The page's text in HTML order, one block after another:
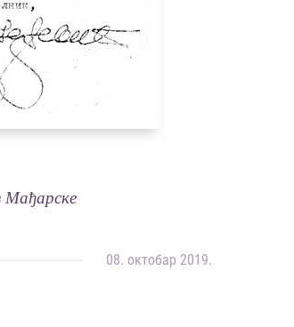
Мађарске
08. октобар 2019.